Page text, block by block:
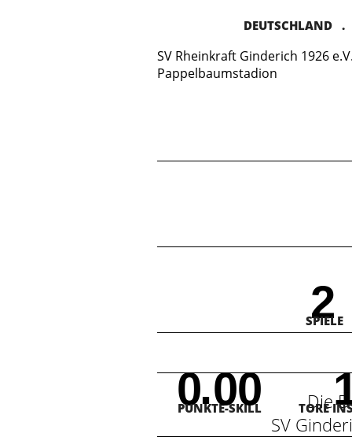
DEUTSCHLAND .
SV Rheinkraft Ginderich 1926
Pappelbaumstadion
2
SPIELE
0
PUNKTE-SKILL
.00 TORE
Die
SV